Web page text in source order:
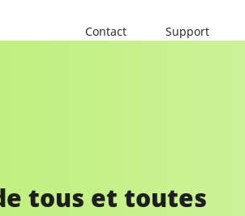
Contact Support
tous et toutes